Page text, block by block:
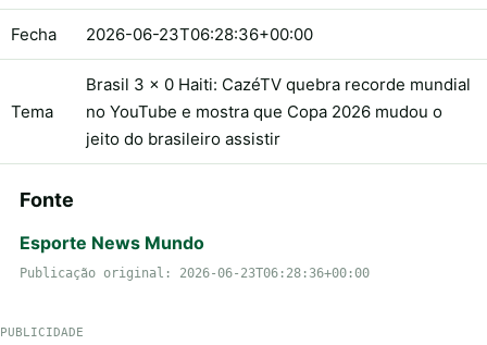
Fecha 2026-06-23T06:28:36+00:00
Tema
Brasil 3 x 0 Haiti: CazéTV quebra recorde mundial
no YouTube e mostra que Copa 2026 mudou o
jeito do brasileiro assistir
Fonte
Esporte News Mundo
Publicação original: 2026-06-23T06:28:36+00:00
PUBLICIDADE